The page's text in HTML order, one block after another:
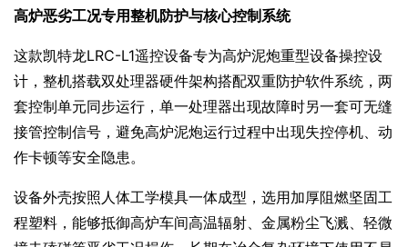
高炉恶劣工况专用整机防护与核心控制系统
这款凯特龙LRC-L1遥控设备专为高炉泥炮重型设备操控设
计，整机搭载双处理器硬件架构搭配双重防护软件系统，两
套控制单元同步运行，单一处理器出现故障时另一套可无缝
接管控制信号，避免高炉泥炮运行过程中出现失控停机、动
作卡顿等安全隐患。
设备外壳按照人体工学模具一体成型，选用加厚阻燃坚固工
程塑料，能够抵御高炉车间高温辐射、金属粉尘飞溅、轻微